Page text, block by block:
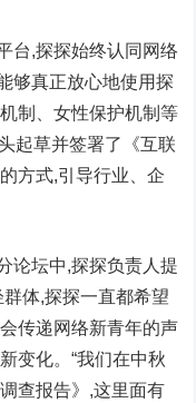
,探探始终认同网络
够真正放心地使用探
制、女性保护机制等
起草并签署了《互联
方式,引导行业、企
坛中,探探负责人提
体,探探一直都希望
传递网络新青年的声
变化。“我们在中秋
查报告》,这里面有